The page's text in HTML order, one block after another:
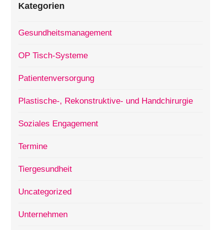
Kategorien
Gesundheitsmanagement
OP Tisch-Systeme
Patientenversorgung
Plastische-, Rekonstruktive- und Handchirurgie
Soziales Engagement
Termine
Tiergesundheit
Uncategorized
Unternehmen